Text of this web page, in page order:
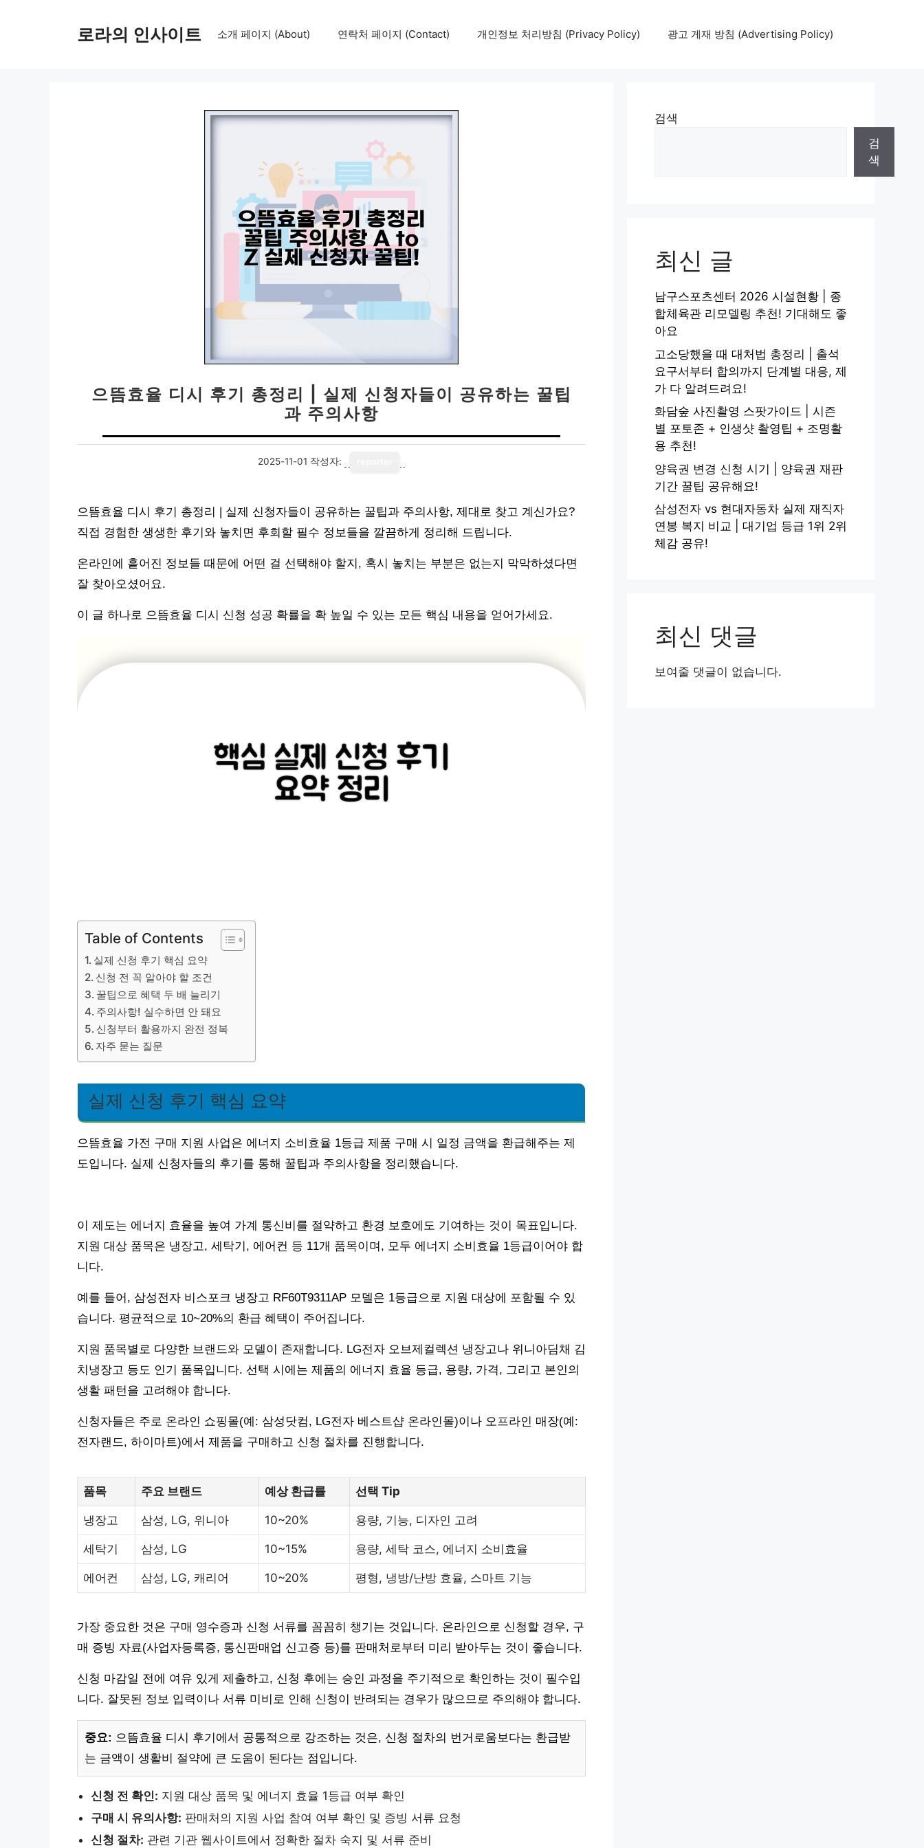
로라의 인사이트 소개 페이지 (About) 연락처 페이지 (Contact) 개인정보 처리방침 (Privacy Policy) 광고 게재 방침 (Advertising Policy)
으뜸효율 디시 후기 총정리 | 실제 신청자들이 공유하는 꿀팁
과 주의사항
2025-11-01 작성자:
으뜸효율 디시 후기 총정리 | 실제 신청자들이 공유하는 꿀팁과 주의사항, 제대로 찾고 계신가요?
직접 경험한 생생한 후기와 놓치면 후회할 필수 정보들을 깔끔하게 정리해 드립니다.
온라인에 흩어진 정보들 때문에 어떤 걸 선택해야 할지, 혹시 놓치는 부분은 없는지 막막하셨다면
잘 찾아오셨어요.
이 글 하나로 으뜸효율 디시 신청 성공 확률을 확 높일 수 있는 모든 핵심 내용을 얻어가세요.
Table of Contents
실제 신청 후기 핵심 요약
신청 전 꼭 알아야 할 조건
꿀팁으로 혜택 두 배 늘리기
주의사항! 실수하면 안 돼요
신청부터 활용까지 완전 정복
자주 묻는 질문
실제 신청 후기 핵심 요약
으뜸효율 가전 구매 지원 사업은 에너지 소비효율 1등급 제품 구매 시 일정 금액을 환급해주는 제
도입니다. 실제 신청자들의 후기를 통해 꿀팁과 주의사항을 정리했습니다.
이 제도는 에너지 효율을 높여 가계 통신비를 절약하고 환경 보호에도 기여하는 것이 목표입니다.
지원 대상 품목은 냉장고, 세탁기, 에어컨 등 11개 품목이며, 모두 에너지 소비효율 1등급이어야 합
니다.
예를 들어, 삼성전자 비스포크 냉장고 RF60T9311AP 모델은 1등급으로 지원 대상에 포함될 수 있
습니다. 평균적으로 10~20%의 환급 혜택이 주어집니다.
지원 품목별로 다양한 브랜드와 모델이 존재합니다. LG전자 오브제컬렉션 냉장고나 위니아딤채 김
치냉장고 등도 인기 품목입니다. 선택 시에는 제품의 에너지 효율 등급, 용량, 가격, 그리고 본인의
생활 패턴을 고려해야 합니다.
신청자들은 주로 온라인 쇼핑몰(예: 삼성닷컴, LG전자 베스트샵 온라인몰)이나 오프라인 매장(예:
전자랜드, 하이마트)에서 제품을 구매하고 신청 절차를 진행합니다.
품목 주요 브랜드 예상 환급률 선택 Tip
냉장고 삼성, LG, 위니아 10~20% 용량, 기능, 디자인 고려
세탁기 삼성, LG 10~15% 용량, 세탁 코스, 에너지 소비효율
에어컨 삼성, LG, 캐리어 10~20% 평형, 냉방/난방 효율, 스마트 기능
가장 중요한 것은 구매 영수증과 신청 서류를 꼼꼼히 챙기는 것입니다. 온라인으로 신청할 경우, 구
매 증빙 자료(사업자등록증, 통신판매업 신고증 등)를 판매처로부터 미리 받아두는 것이 좋습니다.
신청 마감일 전에 여유 있게 제출하고, 신청 후에는 승인 과정을 주기적으로 확인하는 것이 필수입
니다. 잘못된 정보 입력이나 서류 미비로 인해 신청이 반려되는 경우가 많으므로 주의해야 합니다.
중요: 으뜸효율 디시 후기에서 공통적으로 강조하는 것은, 신청 절차의 번거로움보다는 환급받
는 금액이 생활비 절약에 큰 도움이 된다는 점입니다.
신청 전 확인: 지원 대상 품목 및 에너지 효율 1등급 여부 확인
구매 시 유의사항: 판매처의 지원 사업 참여 여부 확인 및 증빙 서류 요청
신청 절차: 관련 기관 웹사이트에서 정확한 절차 숙지 및 서류 준비
검색
검
색
최신 글
남구스포츠센터 2026 시설현황 | 종
합체육관 리모델링 추천! 기대해도 좋
아요
고소당했을 때 대처법 총정리 | 출석
요구서부터 합의까지 단계별 대응, 제
가 다 알려드려요!
화담숲 사진촬영 스팟가이드 | 시즌
별 포토존 + 인생샷 촬영팁 + 조명활
용 추천!
양육권 변경 신청 시기 | 양육권 재판
기간 꿀팁 공유해요!
삼성전자 vs 현대자동차 실제 재직자
연봉 복지 비교 | 대기업 등급 1위 2위
체감 공유!
최신 댓글
보여줄 댓글이 없습니다.